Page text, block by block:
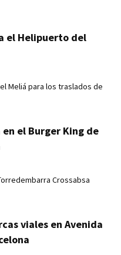
el Helipuerto del
Meliá para los traslados de
el Burger King de
Crossabsa
viales en Avenida